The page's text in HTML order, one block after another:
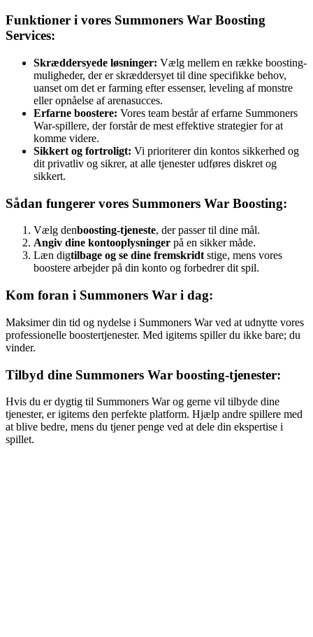
Funktioner i vores Summoners War Boosting
Services:
Skræddersyede løsninger: Vælg mellem en række boosting-
muligheder, der er skræddersyet til dine specifikke behov,
uanset om det er farming efter essenser, leveling af monstre
eller opnåelse af arenasucces.
Erfarne boostere: Vores team består af erfarne Summoners
War-spillere, der forstår de mest effektive strategier for at
komme videre.
Sikkert og fortroligt: Vi prioriterer din kontos sikkerhed og
dit privatliv og sikrer, at alle tjenester udføres diskret og
sikkert.
Sådan fungerer vores Summoners War Boosting:
Vælg denboosting-tjeneste, der passer til dine mål.
Angiv dine kontooplysninger på en sikker måde.
Læn digtilbage og se dine fremskridtstige, mens vores
boostere arbejder på din konto og forbedrer dit spil.
Kom foran i Summoners War i dag:
Maksimer din tid og nydelse i Summoners War ved at udnytte vores
professionelle boostertjenester. Med igitems spiller du ikke bare; du
vinder.
Tilbyd dine Summoners War boosting-tjenester:
Hvis du er dygtig til Summoners War og gerne vil tilbyde dine
tjenester, er igitems den perfekte platform. Hjælp andre spillere med
at blive bedre, mens du tjener penge ved at dele din ekspertise i
spillet.